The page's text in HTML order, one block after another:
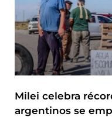
Milei celebra
argentinos se